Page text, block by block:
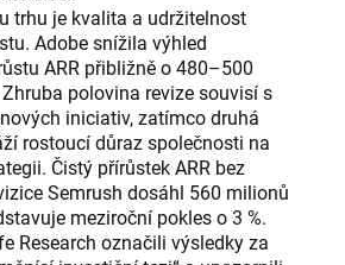
trhu je kvalita a udržitelnost
Adobe snížila výhled
ARR přibližně o 480–500
polovina revize souvisí s
iniciativ, zatímco druhá
rostoucí důraz společnosti na
Čistý přírůstek ARR bez
Semrush dosáhl 560 milionů
meziroční pokles o 3 %.
Research označili výsledky za